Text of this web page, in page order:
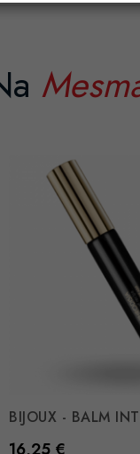
BIJOUX - BALM
Preço